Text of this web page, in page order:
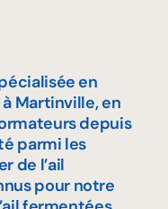
en
Martinville, en
depuis
parmi les
de l’ail
pour notre